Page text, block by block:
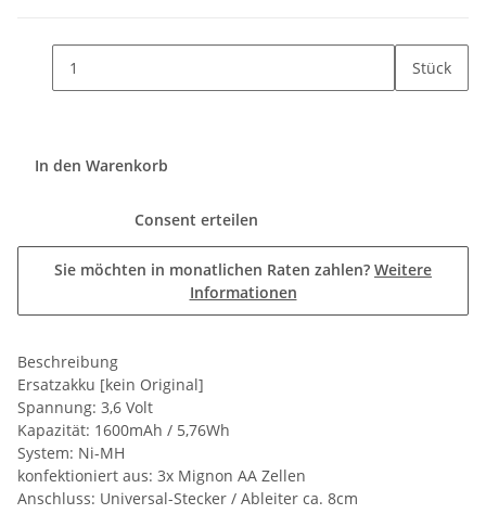
Stück
In den Warenkorb
Consent erteilen
Sie möchten in monatlichen Raten zahlen? Weitere
Informationen
Beschreibung
Ersatzakku [kein Original]
Spannung: 3,6 Volt
Kapazität: 1600mAh / 5,76Wh
System: Ni-MH
konfektioniert aus: 3x Mignon AA Zellen
Anschluss: Universal-Stecker / Ableiter ca. 8cm